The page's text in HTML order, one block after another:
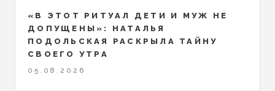
«В ЭТОТ РИТУАЛ ДЕТИ И МУЖ НЕ
ДОПУЩЕНЫ»: НАТАЛЬЯ
ПОДОЛЬСКАЯ РАСКРЫЛА ТАЙНУ
СВОЕГО УТРА
05.08.2026